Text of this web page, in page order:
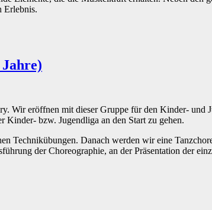
Erlebnis.
Wir eröffnen mit dieser Gruppe für den Kinder- und
Kinder- bzw. Jugendliga an den Start zu gehen.
Technikübungen. Danach werden wir eine
der Choreographie, an der Präsentation der